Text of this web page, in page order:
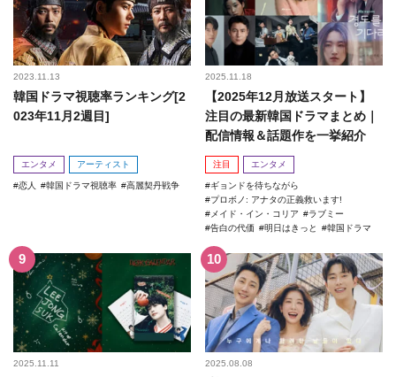
2023.11.13
韓国ドラマ視聴率ランキング[2
023年11月2週目]
エンタメ アーティスト
恋人 韓国ドラマ視聴率 高麗契丹戦争
2025.11.18
【2025年12月放送スタート】
注目の最新韓国ドラマまとめ｜
配信情報＆話題作を一挙紹介
注目 エンタメ
ギョンドを待ちながら
プロボノ: アナタの正義救います!
メイド・イン・コリア
ラブミー
告白の代価
明日はきっと 韓国ドラマ
2025.11.11 2025.08.08